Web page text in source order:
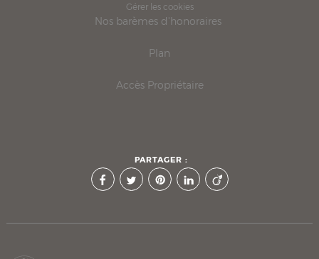
Gérer les cookies
Nos barèmes d'honoraires
Plan
Accès Propriétaire
PARTAGER :